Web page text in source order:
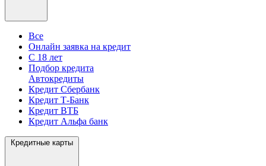
Все
Онлайн заявка на кредит
С 18 лет
Подбор кредита
Автокредиты
Кредит Сбербанк
Кредит Т-Банк
Кредит ВТБ
Кредит Альфа банк
Кредитные карты